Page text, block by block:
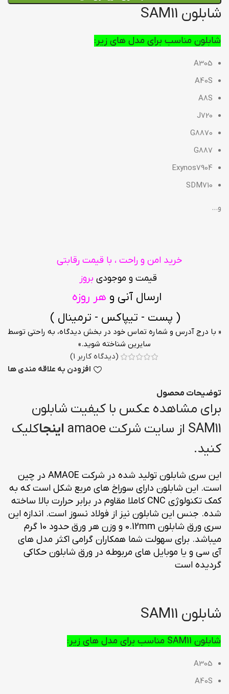
شابلون SAM11
شابلون مناسب برای مدل های زیر:
A305
A40S
A8S
J720
G8870
G887
Exynos7904
SDM710
و…
خرید امن و راحت ، با قیمت رقابتی
قیمت و موجودی بروز
ارسال آنی و هر روزه
( پست - تیپاکس - ترمینال )
« با درج آدرس و شماره تماس خود در بخش دیدگاه، به راحتی توسط
سایرین شناخته شوید.»
(دیدگاه کاربر 1
)
افزودن به علاقه مندی ها
توضیحات محصول
برای مشاهده عکس با کیفیت شابلون
SAM11 از سایت شرکت amaoe
اینجاکلیک
کنید.
این سری شابلون تولید شده در شرکت AMAOE در چین
است. این شابلون دارای سوراخ های مربع شکل است که به
کمک تکنولوژی CNC کاملا مقاوم در برابر حرارت بالا ساخته
شده. جنس این شابلون نیز از فولاد نسوز است. اندازه این
سری ورق شابلون 0.12mm و وزن هر ورق حدود 10 گرم
میباشد. برای سهولت شما همکاران گرامی اکثر مدل های
آی سی و یا موبایل های مربوطه در ورق شابلون حکاکی
گردیده است
شابلون SAM11
شابلون SAM11 مناسب برای مدل های زیر:
A305
A40S